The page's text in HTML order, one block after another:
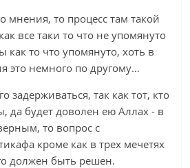
мнения, то процесс там такой
все таки то что не упомянуто
как то что упомянуто, хоть в
это немного по другому…
задерживаться, так как тот, кто
да будет доволен ею Аллах - в
то вопрос с
кроме как в трех мечетях
должен быть решен.